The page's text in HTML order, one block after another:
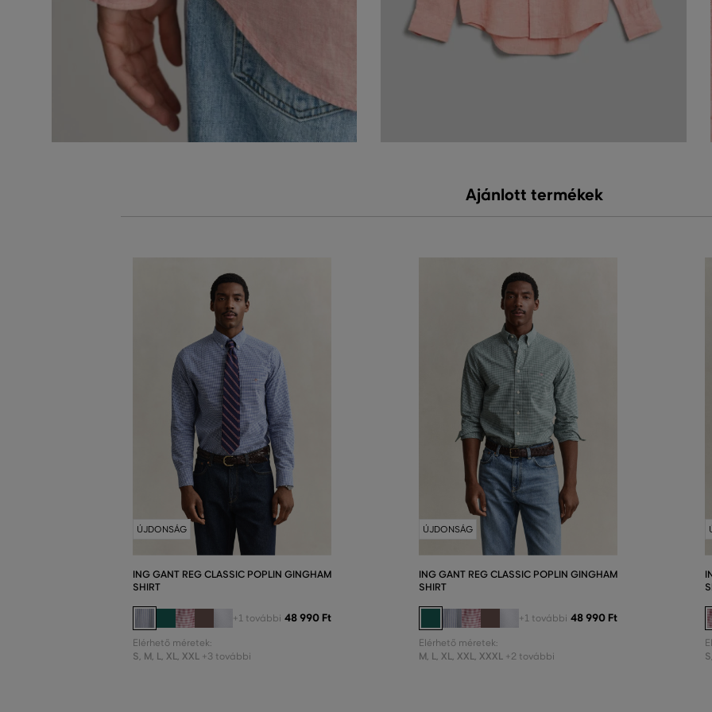
Ajánlott termékek
ÚJDONSÁG
ING GANT REG CLASSIC POPLIN GINGHAM
SHIRT
+1 további 48 990 Ft
Elérhető méretek:
S M L XL XXL +3 további
ÚJDONSÁG
ING GANT REG CLASSIC POPLIN GINGHAM
SHIRT
+1 további 48 990 Ft
Elérhető méretek:
M L XL XXL XXXL +2 további S